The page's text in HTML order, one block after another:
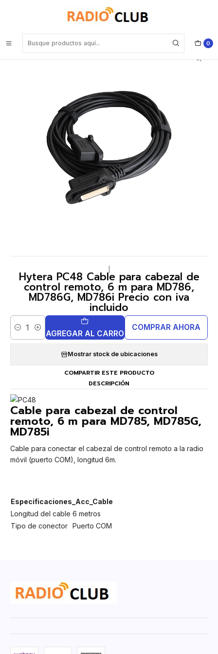
0
Accesorios Equipos Móviles
Hytera PC48 Cable para cabezal de control remoto, 6 m para
MD786, MD786G, MD786i Precio con iva incluido
Hytera PC48 Cable para cabezal de
control remoto, 6 m para MD786,
MD786G, MD786i Precio con iva
incluido
Cantidad AGREGAR AL CARRO
COMPRAR AHORA
Mostrar stock de ubicaciones
COMPARTIR ESTE PRODUCTO
DESCRIPCIÓN
Cable para cabezal de control
remoto, 6 m para MD785, MD785G,
MD785i
Cable para conectar el cabezal de control remoto a la radio
móvil (puerto COM), longitud 6m.
Especificaciones_Acc_Cable
Longitud del cable 6 metros
Tipo de conector Puerto COM